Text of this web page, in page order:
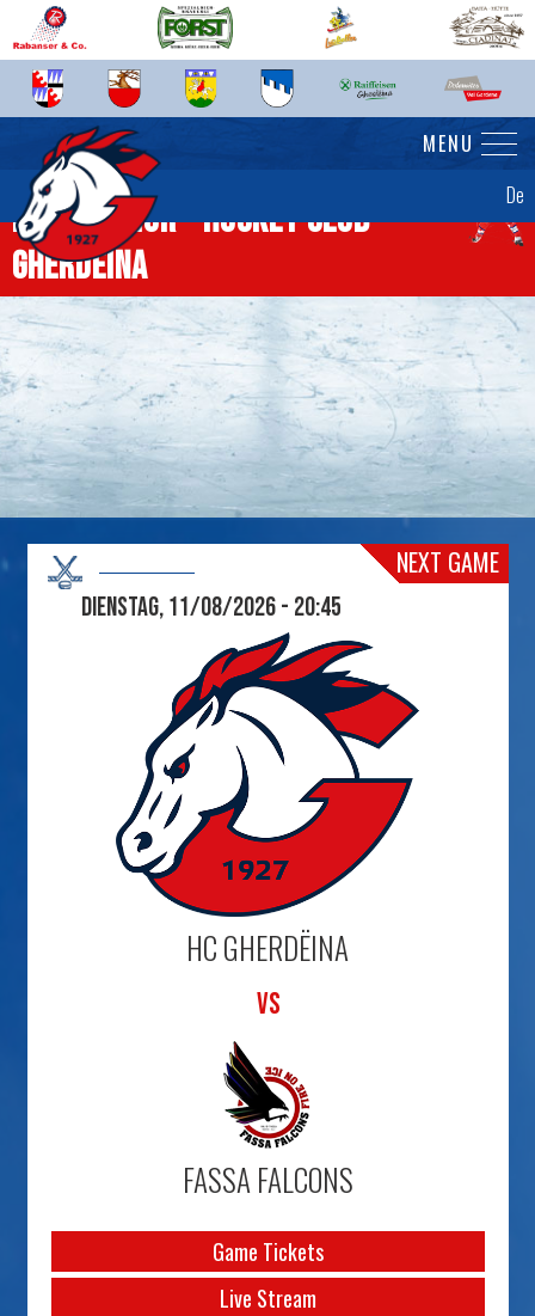
De
MENU
News Senior - Hockey Club
Gherdëina
NEXT GAME
Dienstag, 11/08/2026 - 20:45
HC GHERDËINA
VS
FASSA FALCONS
Game Tickets
Live Stream